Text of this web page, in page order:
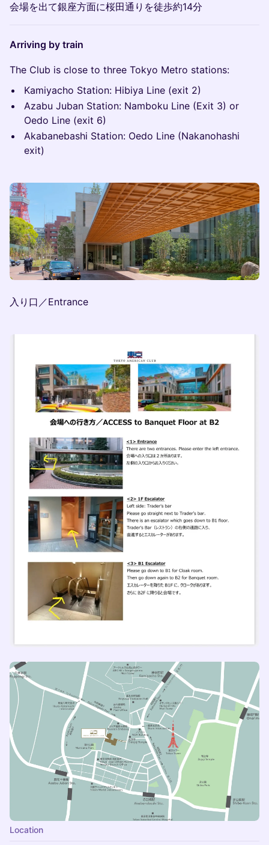
会場を出て銀座方面に桜田通りを徒歩約14分
Arriving by train
The Club is close to three Tokyo Metro stations:
Kamiyacho Station: Hibiya Line (exit 2)
Azabu Juban Station: Namboku Line (Exit 3) or
Oedo Line (exit 6)
Akabanebashi Station: Oedo Line (Nakanohashi
exit)
入り口／Entrance
Location